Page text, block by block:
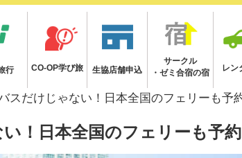
行 CO-OP学び旅 生協店舗申込
サークル
・ゼミ合宿の宿
レン
スだけじゃない！日本全国のフェリーも予
！日本全国のフェリーも予